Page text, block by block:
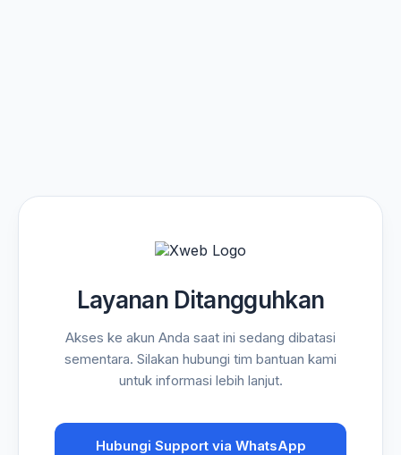
Layanan Ditangguhkan
Akses ke akun Anda saat ini sedang dibatasi
sementara. Silakan hubungi tim bantuan kami
untuk informasi lebih lanjut.
Hubungi Support via WhatsApp